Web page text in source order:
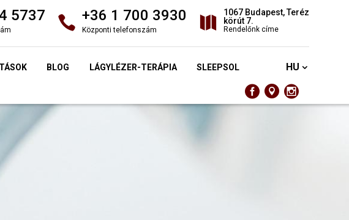
5737 +36 1 700 3930
Központi telefonszám
1067 Budapest, Teréz
körút 7.
Rendelőnk címe
BLOG LÁGYLÉZER-TERÁPIA SLEEPSOL HU